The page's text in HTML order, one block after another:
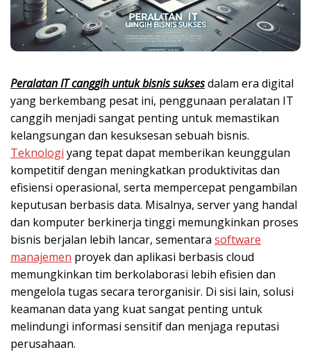
Peralatan IT canggih untuk bisnis suksesdalam era digital
yang berkembang pesat ini, penggunaan peralatan IT
canggih menjadi sangat penting untuk memastikan
kelangsungan dan kesuksesan sebuah bisnis.
Teknologi yang tepat dapat memberikan keunggulan
kompetitif dengan meningkatkan produktivitas dan
efisiensi operasional, serta mempercepat pengambilan
keputusan berbasis data. Misalnya, server yang handal
dan komputer berkinerja tinggi memungkinkan proses
bisnis berjalan lebih lancar, sementara software
manajemen proyek dan aplikasi berbasis cloud
memungkinkan tim berkolaborasi lebih efisien dan
mengelola tugas secara terorganisir. Di sisi lain, solusi
keamanan data yang kuat sangat penting untuk
melindungi informasi sensitif dan menjaga reputasi
perusahaan.